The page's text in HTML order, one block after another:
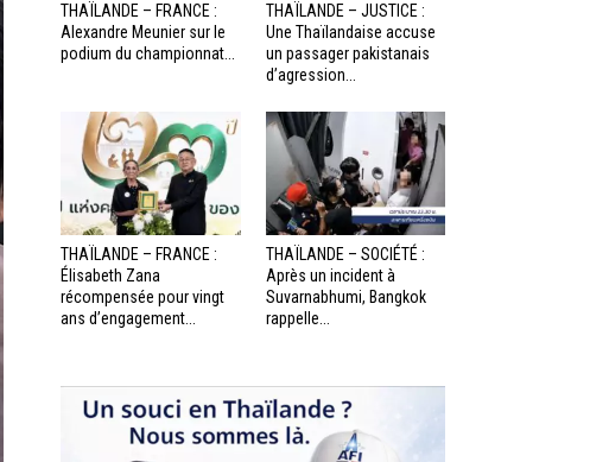
THAÏLANDE – FRANCE :
Alexandre Meunier sur le
podium du championnat...
THAÏLANDE – JUSTICE :
Une Thaïlandaise accuse
un passager pakistanais
d’agression...
THAÏLANDE – FRANCE :
Élisabeth Zana
récompensée pour vingt
ans d’engagement...
THAÏLANDE – SOCIÉTÉ :
Après un incident à
Suvarnabhumi, Bangkok
rappelle...